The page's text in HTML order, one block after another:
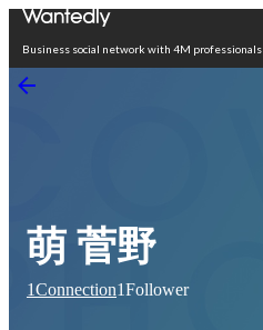
Business social network with 4M professionals
萌 菅野
1Connection1Follower